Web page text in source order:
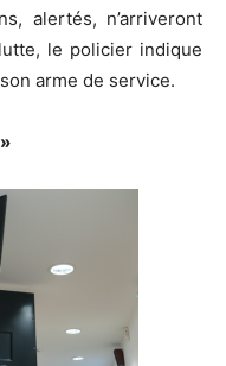
alertés, n’arriveront
le policier indique
arme de service.